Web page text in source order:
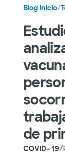
Blog Inicio/
de
COVID- 19/